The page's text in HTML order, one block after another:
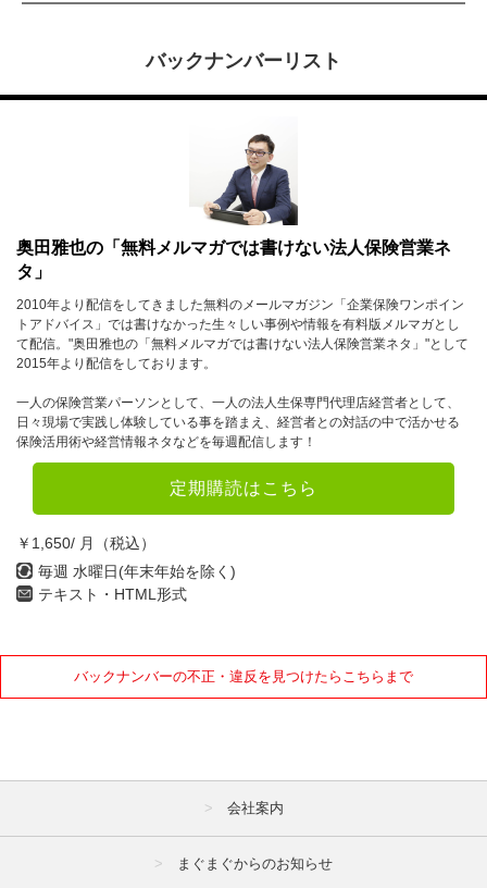
バックナンバーリスト
奥田雅也の「無料メルマガでは書けない法人保険営業ネ
タ」
2010年より配信をしてきました無料のメールマガジン「企業保険ワンポイン
トアドバイス」では書けなかった生々しい事例や情報を有料版メルマガとし
て配信。"奥田雅也の「無料メルマガでは書けない法人保険営業ネタ」"として
2015年より配信をしております。
一人の保険営業パーソンとして、一人の法人生保専門代理店経営者として、
日々現場で実践し体験している事を踏まえ、経営者との対話の中で活かせる
保険活用術や経営情報ネタなどを毎週配信します！
定期購読はこちら
￥1,650/ 月（税込）
毎週 水曜日(年末年始を除く)
テキスト・HTML形式
バックナンバーの不正・違反を見つけたらこちらまで
会社案内
まぐまぐからのお知らせ